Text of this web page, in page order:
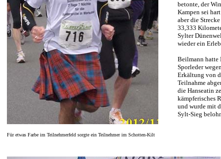
Für etwas Farbe im Teilnehmerfeld sorgte ein Teilnehmer im Schotten-Kilt
betonte, der
Kampen sei
aber die
33,333
Sylter
wieder ein
Beilmann hatte
Sporleder
Erkältung von
Teilnahme
die Hanseatin
kämpferisches
und wurde mit
Sylt-Sieg